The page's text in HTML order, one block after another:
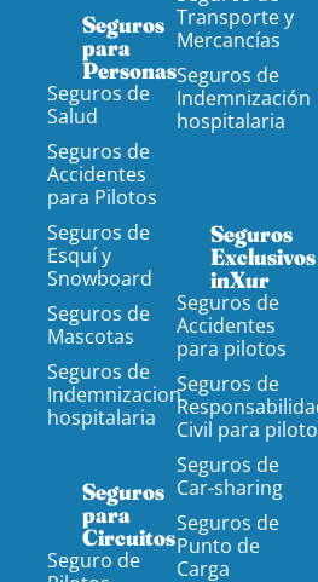
Seguros
para
Personas
Seguros de
Salud
Seguros de
Accidentes
para Pilotos
Seguros de
Esquí y
Snowboard
Seguros de
Mascotas
Seguros de
Indemnizacion
hospitalaria
Seguros
para
Circuitos
Seguro de
Transporte y
Mercancías
Seguros de
Indemnización
hospitalaria
Seguros
Exclusivos
inXur
Seguros de
Accidentes
para pilotos
Seguros de
Civil para
Seguros de
Car-sharing
Seguros de
Punto de
Carga